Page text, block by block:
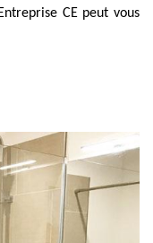
CE peut vous